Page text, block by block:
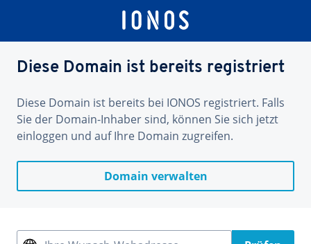
Diese Domain ist bereits registriert
Diese Domain ist bereits bei IONOS registriert. Falls
Sie der Domain-Inhaber sind, können Sie sich jetzt
einloggen und auf Ihre Domain zugreifen.
Domain verwalten